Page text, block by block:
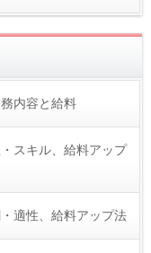
内容と給料
スキル、給料アップ
適性、給料アップ法